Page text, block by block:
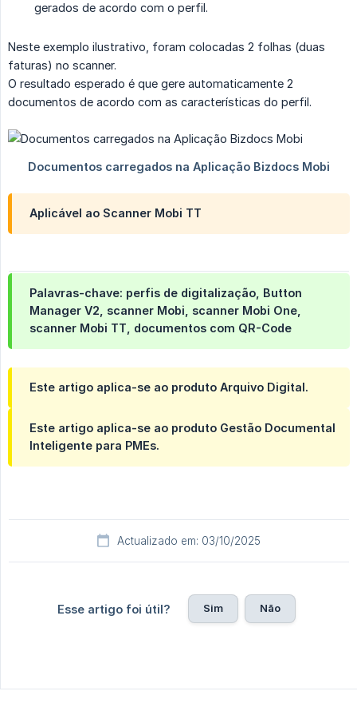
gerados de acordo com o perfil.
Neste exemplo ilustrativo, foram colocadas 2 folhas (duas
faturas) no scanner.
O resultado esperado é que gere automaticamente 2
documentos de acordo com as características do perfil.
Aplicável ao Scanner Mobi TT
Palavras-chave: perfis de digitalização, Button
Manager V2, scanner Mobi, scanner Mobi One,
scanner Mobi TT, documentos com QR-Code
Este artigo aplica-se ao produto Arquivo Digital.
Este artigo aplica-se ao produto Gestão Documental
Inteligente para PMEs.
Actualizado em: 03/10/2025
Esse artigo foi útil? Sim Não